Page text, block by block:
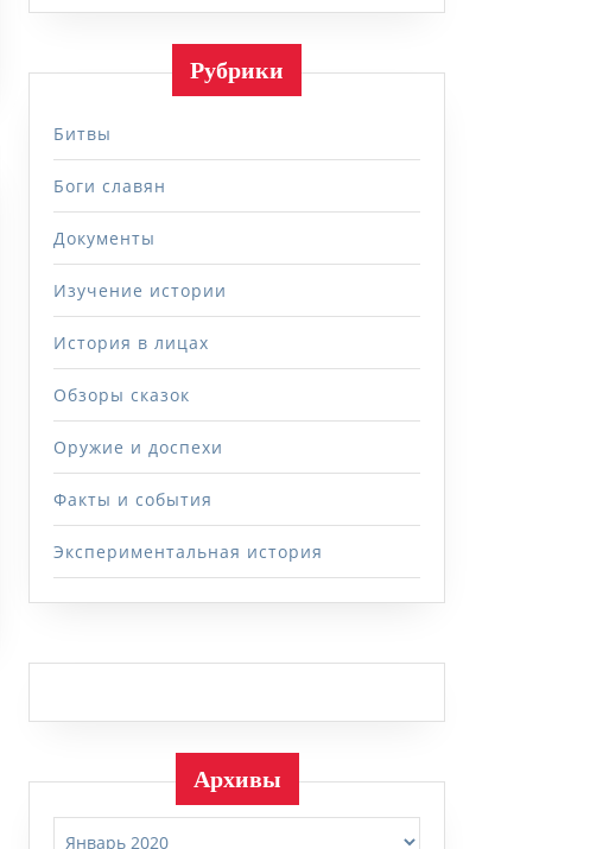
Рубрики
Битвы
Боги славян
Документы
Изучение истории
История в лицах
Обзоры сказок
Оружие и доспехи
Факты и события
Экспериментальная история
Архивы